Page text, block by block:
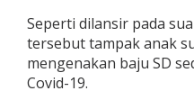
s
u
i
Seperti dilansir pada
tersebut tampak anak
mengenakan baju SD
Covid-19.